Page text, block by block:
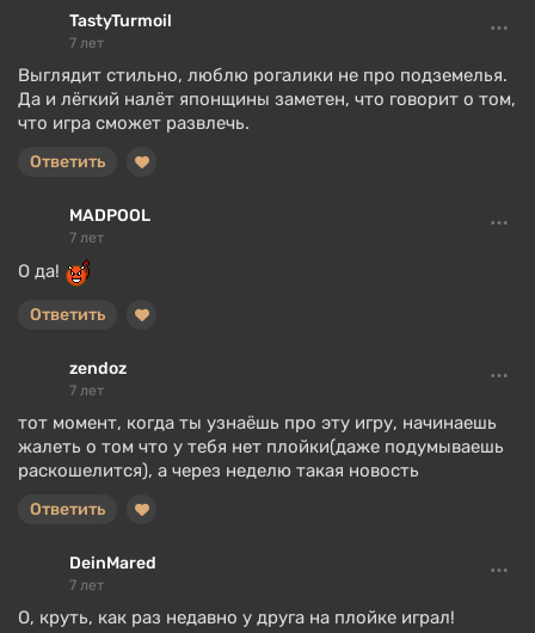
TastyTurmoil
7 лет
Выглядит стильно, люблю рогалики не про подземелья.
Да и лёгкий налёт японщины заметен, что говорит о том,
что игра сможет развлечь.
Ответить
MADPOOL
7 лет
О да!
Ответить
zendoz
7 лет
тот момент, когда ты узнаёшь про эту игру, начинаешь
жалеть о том что у тебя нет плойки(даже подумываешь
раскошелится), а через неделю такая новость
Ответить
DeinMared
7 лет
О, круть, как раз недавно у друга на плойке играл!